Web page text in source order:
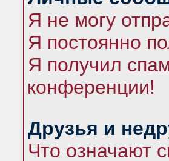
Я не могу
Я постоянно
Я получил
конференции!
Друзья и
Что означают